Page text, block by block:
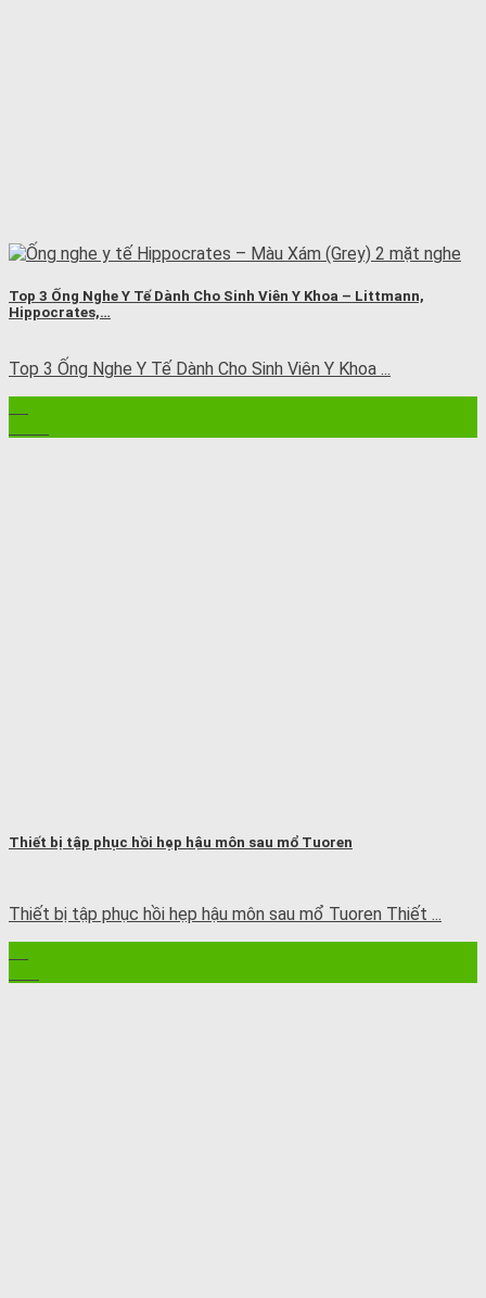
Top 3 Ống Nghe Y Tế Dành Cho Sinh Viên Y Khoa – Littmann,
Hippocrates,…
Top 3 Ống Nghe Y Tế Dành Cho Sinh Viên Y Khoa ...
Thiết bị tập phục hồi hẹp hậu môn sau mổ Tuoren
Thiết bị tập phục hồi hẹp hậu môn sau mổ Tuoren Thiết ...